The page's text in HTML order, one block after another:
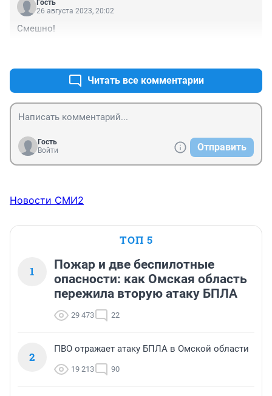
некрасиво
Гость
26 августа 2023, 20:02
Смешно!
Читать все комментарии
Гость
Войти
Отправить
Новости СМИ2
ТОП 5
1
Пожар и две беспилотные
опасности: как Омская область
пережила вторую атаку БПЛА
29 473 22
2
ПВО отражает атаку БПЛА в Омской области
19 213 90